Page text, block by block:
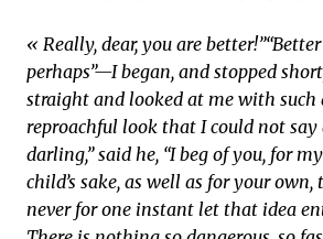
« Really, dear, you are better!”
perhaps”—I began, and stopped
straight and looked at me with such
reproachful look that I could not say
darling,” said he, “I beg of you, for
child’s sake, as well as for your
never for one instant let that idea